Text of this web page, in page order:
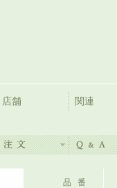
店舗 関連
品番